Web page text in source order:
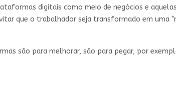
digitais como meio de negócios e
que o trabalhador seja transformado em uma
são para melhorar, são para pegar, por